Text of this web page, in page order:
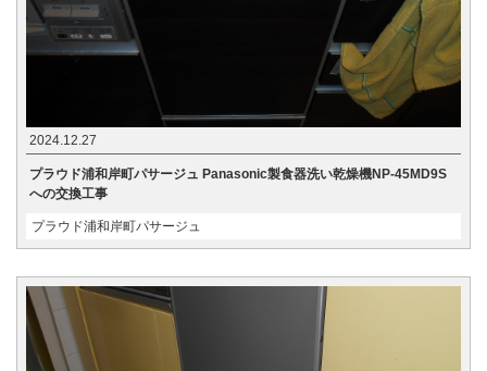
2024.12.27
プラウド浦和岸町パサージュ Panasonic製食器洗い乾燥機NP-45MD9S
への交換工事
プラウド浦和岸町パサージュ